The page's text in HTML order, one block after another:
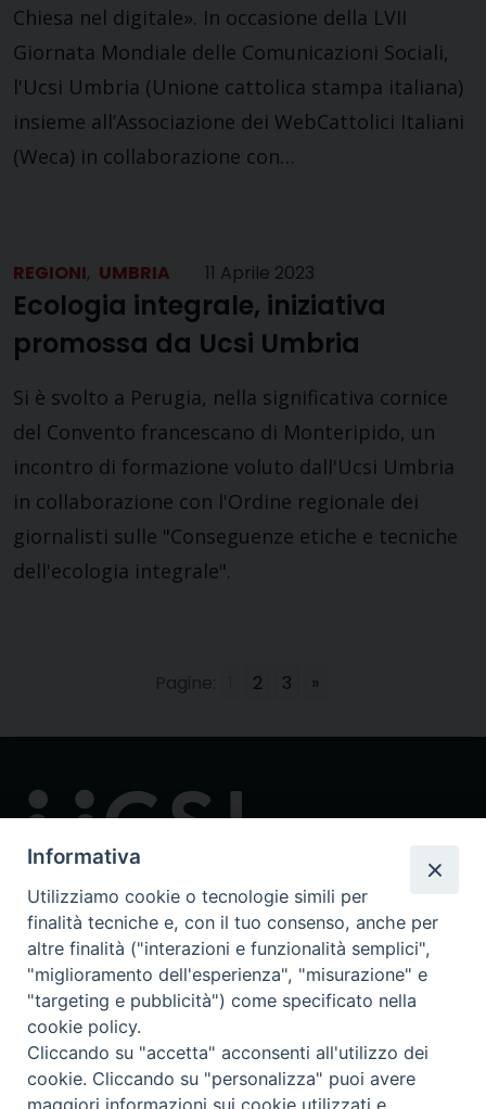
Chiesa nel digitale». In occasione della LVII
Giornata Mondiale delle Comunicazioni Sociali,
l'Ucsi Umbria (Unione cattolica stampa italiana)
insieme all’Associazione dei WebCattolici Italiani
(Weca) in collaborazione con…
REGIONI, UMBRIA 11 Aprile 2023
Ecologia integrale, iniziativa
promossa da Ucsi Umbria
Si è svolto a Perugia, nella significativa cornice
del Convento francescano di Monteripido, un
incontro di formazione voluto dall'Ucsi Umbria
in collaborazione con l'Ordine regionale dei
giornalisti sulle "Conseguenze etiche e tecniche
dell'ecologia integrale".
Pagine: 2 3 »
Contatti
via in Lucina 16/a, 00186 Roma
tel: 0668802874
fax: 0645449621
email: ucsi@ucsi.it
Informativa
Utilizziamo cookie o tecnologie simili per
finalità tecniche e, con il tuo consenso, anche per
altre finalità ("interazioni e funzionalità semplici",
"miglioramento dell'esperienza", "misurazione" e
"targeting e pubblicità") come specificato nella
cookie policy.
Cliccando su "accetta" acconsenti all'utilizzo dei
cookie. Cliccando su "personalizza" puoi avere